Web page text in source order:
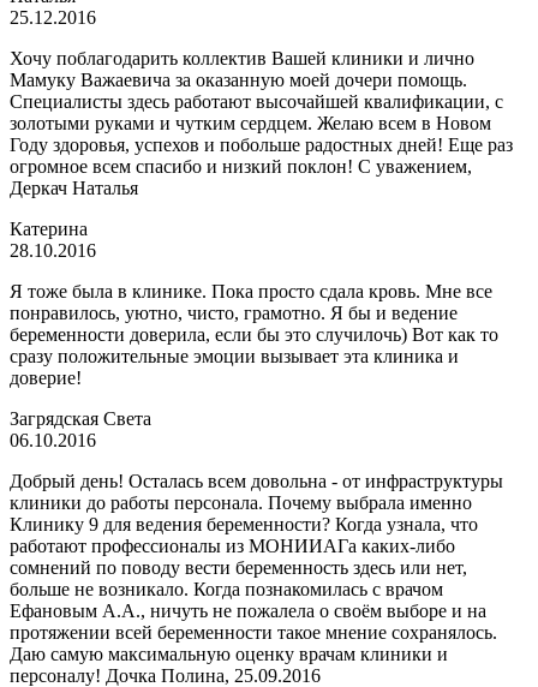
25.12.2016
Хочу поблагодарить коллектив Вашей клиники и лично
Мамуку Важаевича за оказанную моей дочери помощь.
Специалисты здесь работают высочайшей квалификации, с
золотыми руками и чутким сердцем. Желаю всем в Новом
Году здоровья, успехов и побольше радостных дней! Еще раз
огромное всем спасибо и низкий поклон! С уважением,
Деркач Наталья
Катерина
28.10.2016
Я тоже была в клинике. Пока просто сдала кровь. Мне все
понравилось, уютно, чисто, грамотно. Я бы и ведение
беременности доверила, если бы это случилочь) Вот как то
сразу положительные эмоции вызывает эта клиника и
доверие!
Загрядская Света
06.10.2016
Добрый день! Осталась всем довольна - от инфраструктуры
клиники до работы персонала. Почему выбрала именно
Клинику 9 для ведения беременности? Когда узнала, что
работают профессионалы из МОНИИАГа каких-либо
сомнений по поводу вести беременность здесь или нет,
больше не возникало. Когда познакомилась с врачом
Ефановым А.А., ничуть не пожалела о своём выборе и на
протяжении всей беременности такое мнение сохранялось.
Даю самую максимальную оценку врачам клиники и
персоналу! Дочка Полина, 25.09.2016